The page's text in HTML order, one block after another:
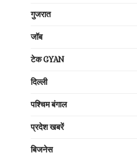
गुजरात
जॉब
टेक GYAN
दिल्ली
पश्चिम बंगाल
प्रदेश खबरें
बिजनेस